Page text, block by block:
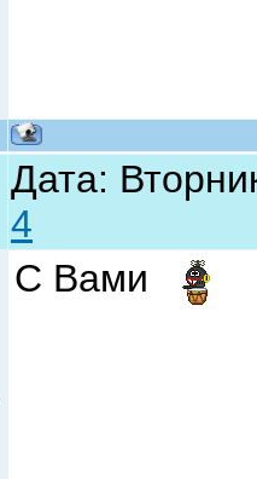
Дата:
4
С Вами